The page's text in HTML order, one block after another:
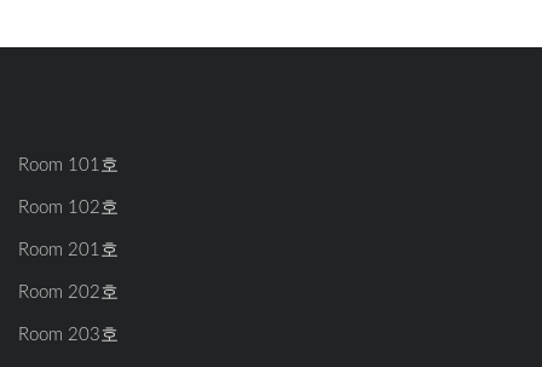
Room 101호
Room 102호
Room 201호
Room 202호
Room 203호